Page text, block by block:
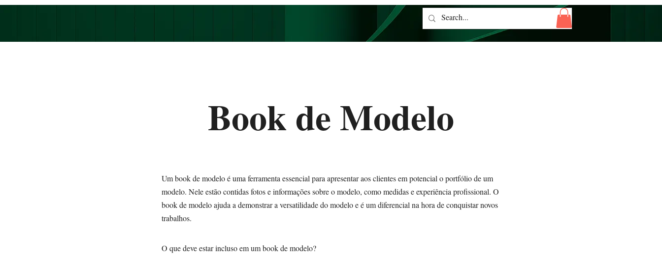
Book de Modelo
Um book de modelo é uma ferramenta essencial para apresentar aos clientes em potencial o portfólio de um
modelo. Nele estão contidas fotos e informações sobre o modelo, como medidas e experiência profissional. O
book de modelo ajuda a demonstrar a versatilidade do modelo e é um diferencial na hora de conquistar novos
trabalhos.
O que deve estar incluso em um book de modelo?